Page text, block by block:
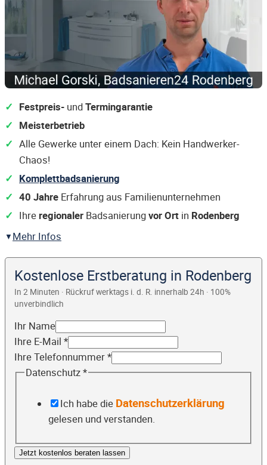
Festpreis- undTermingarantie
Meisterbetrieb
Alle Gewerke unter einem Dach: Kein Handwerker-
Chaos!
Komplettbadsanierung
40 Jahre Erfahrung aus Familienunternehmen
Ihre regionaler Badsanierungvor Ort in Rodenberg
Mehr Infos
Kostenlose Erstberatung in Rodenberg
In 2 Minuten · Rückruf werktags i. d. R. innerhalb 24h · 100%
unverbindlich
Ihr Name
Ihre E-Mail *
Ihre Telefonnummer*
Datenschutz*
Ich habe die Datenschutzerklärung
gelesen und verstanden.
Jetzt kostenlos beraten lassen